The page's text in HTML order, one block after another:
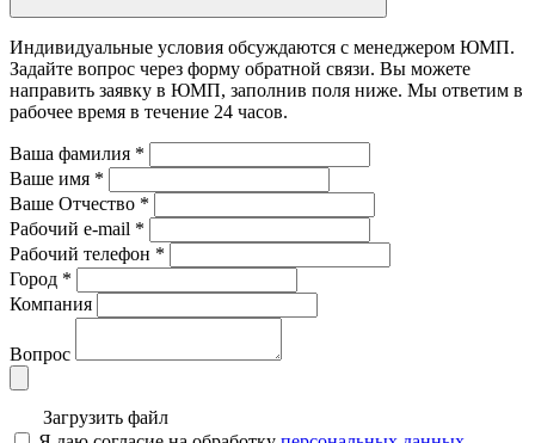
Индивидуальные условия обсуждаются с менеджером ЮМП.
Задайте вопрос через форму обратной связи. Вы можете
направить заявку в ЮМП, заполнив поля ниже. Mы ответим в
рабочее время в течение 24 часов.
Ваша фамилия *
Ваше имя *
Ваше Отчество *
Рабочий e-mail *
Рабочий телефон *
Город *
Компания
Вопрос
Загрузить файл